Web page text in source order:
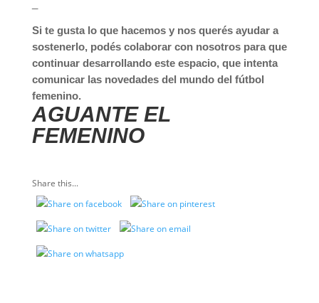
Si te gusta lo que hacemos y nos querés ayudar a
sostenerlo, podés colaborar con nosotros para que
continuar desarrollando este espacio, que intenta
comunicar las novedades del mundo del fútbol
femenino.
AGUANTE EL
FEMENINO
Share this...